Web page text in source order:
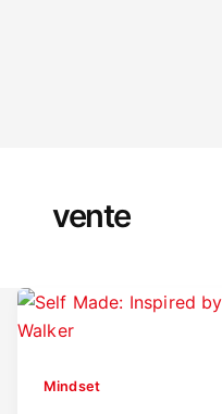
vente
Mindset